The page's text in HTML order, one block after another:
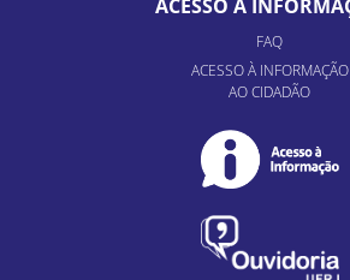
ACESSO À
FAQ
ACESSO À INFORMAÇÃO
AO CIDADÃO